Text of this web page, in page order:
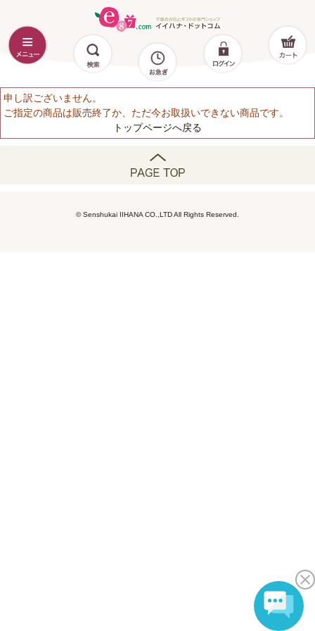
申し訳ございません。
ご指定の商品は販売終了か、ただ今お取扱いできない商品です。
トップページへ戻る
© Senshukai IIHANA CO.,LTD All Rights Reserved.